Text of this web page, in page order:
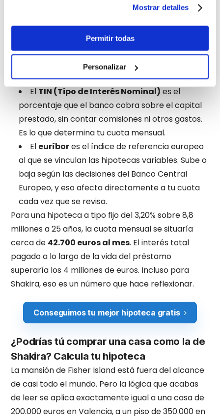
Mostrar detalles
Permitir todas
Personalizar
~38.900 €/mes
2,5%)
mixta
variable
los primeros 5
Dos apuntes rápidos para entender la tabla:
El TIN (Tipo de Interés Nominal) es el
porcentaje que el banco cobra sobre el capital
prestado, sin contar comisiones ni otros gastos.
Es lo que determina tu cuota mensual.
El euríbores el índice de referencia europeo
al que se vinculan las hipotecas variables. Sube o
baja según las decisiones del Banco Central
Europeo, y eso afecta directamente a tu cuota
cada vez que se revisa.
Para una hipoteca a tipo fijo del 3,20% sobre 8,8
millones a 25 años, la cuota mensual se situaría
cerca de 42.700 euros al mes. El interés total
pagado a lo largo de la vida del préstamo
superaría los 4 millones de euros. Incluso para
Shakira, eso es un número que hace reflexionar.
Conseguimos tu mejor hipoteca gratis
¿Podrías tú comprar una casa como la de
Shakira? Calcula tu hipoteca
La mansión de Fisher Island está fuera del alcance
de casi todo el mundo. Pero la lógica que acabas
de leer se aplica exactamente igual a una casa de
200.000 euros en Valencia, a un piso de 350.000 en